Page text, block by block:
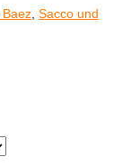
Sacco und